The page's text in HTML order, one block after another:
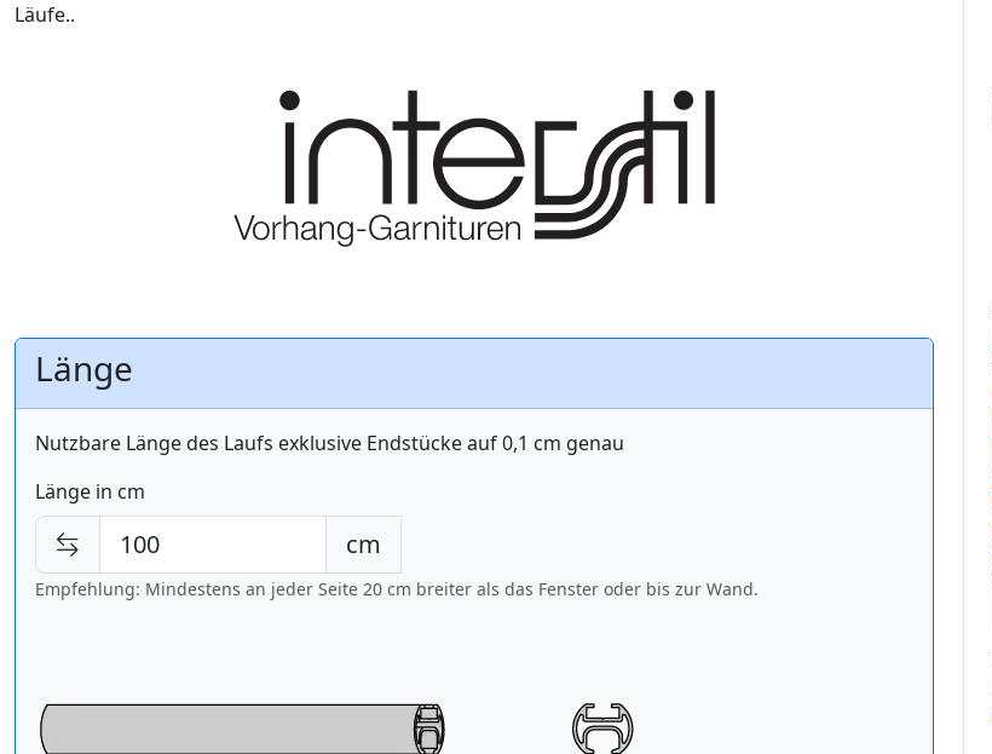
Läufe..
Länge
Nutzbare Länge des Laufs exklusive Endstücke auf 0,1 cm genau
Länge in cm
cm
Empfehlung: Mindestens an jeder Seite 20 cm breiter als das Fenster oder bis zur Wand.